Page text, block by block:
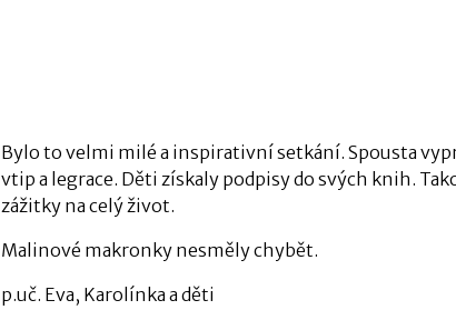
Bylo to velmi milé a inspirativní setkání. Spousta
vtip a legrace. Děti získaly podpisy do svých knih.
zážitky na celý život.
Malinové makronky nesměly chybět.
p.uč. Eva, Karolínka a děti